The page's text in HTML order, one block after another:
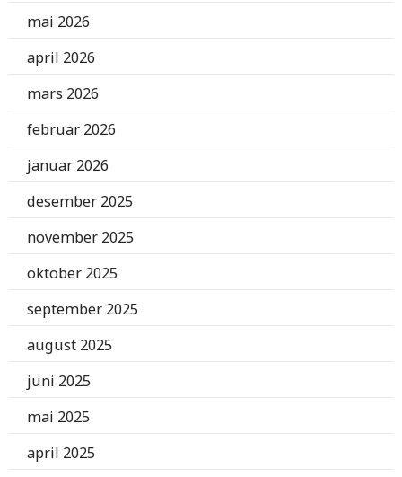
mai 2026
april 2026
mars 2026
februar 2026
januar 2026
desember 2025
november 2025
oktober 2025
september 2025
august 2025
juni 2025
mai 2025
april 2025